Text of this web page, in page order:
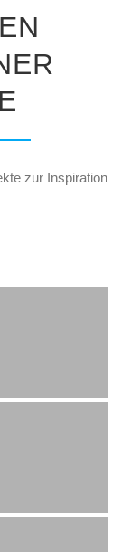
zur Inspiration